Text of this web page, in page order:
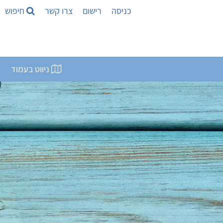
כניסה רישום צרו קשר חיפוש
ניווט בעמוד